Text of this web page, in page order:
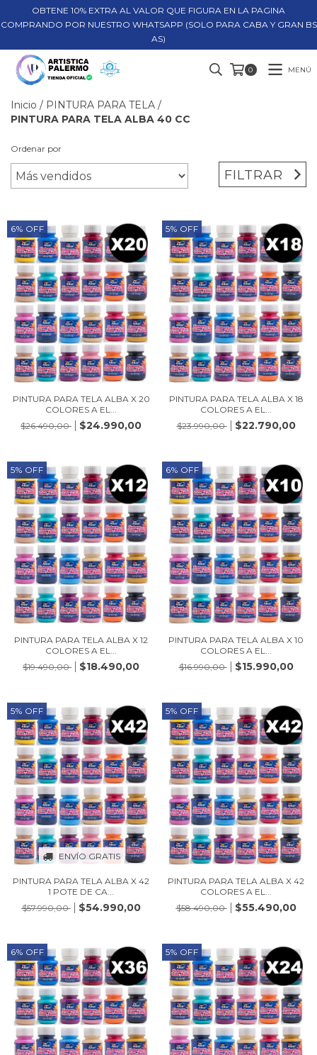
OBTENE 10% EXTRA AL VALOR QUE FIGURA EN LA PAGINA
COMPRANDO POR NUESTRO WHATSAPP (SOLO PARA CABA Y GRAN BS
AS)
0 MENÚ
Inicio / PINTURA PARA TELA /
PINTURA PARA TELA ALBA 40 CC
Ordenar por
FILTRAR
6% OFF
PINTURA PARA TELA ALBA X 20
COLORES A EL...
$26.490,00
$24.990,00
5% OFF
PINTURA PARA TELA ALBA X 18
COLORES A EL...
$23.990,00
$22.790,00
5% OFF
PINTURA PARA TELA ALBA X 12
COLORES A EL...
$19.490,00
$18.490,00
6% OFF
PINTURA PARA TELA ALBA X 10
COLORES A EL...
$16.990,00
$15.990,00
5% OFF
ENVÍO GRATIS
PINTURA PARA TELA ALBA X 42
1 POTE DE CA...
$57.990,00
$54.990,00
5% OFF
PINTURA PARA TELA ALBA X 42
COLORES A EL...
$58.490,00
$55.490,00
6% OFF 5% OFF